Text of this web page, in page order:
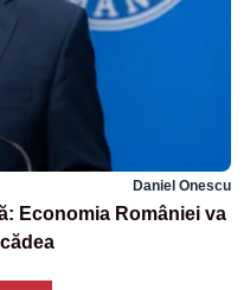
Daniel Onescu
Economia României va